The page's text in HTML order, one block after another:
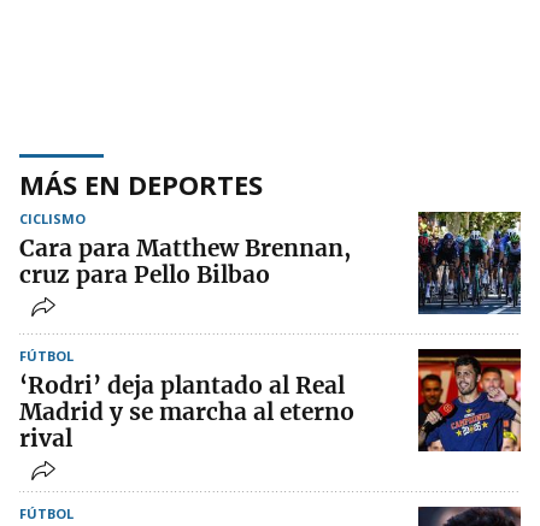
MÁS EN DEPORTES
CICLISMO
Cara para Matthew Brennan,
cruz para Pello Bilbao
FÚTBOL
‘Rodri’ deja plantado al Real
Madrid y se marcha al eterno
rival
FÚTBOL